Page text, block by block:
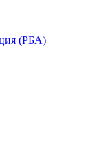
(РБА)